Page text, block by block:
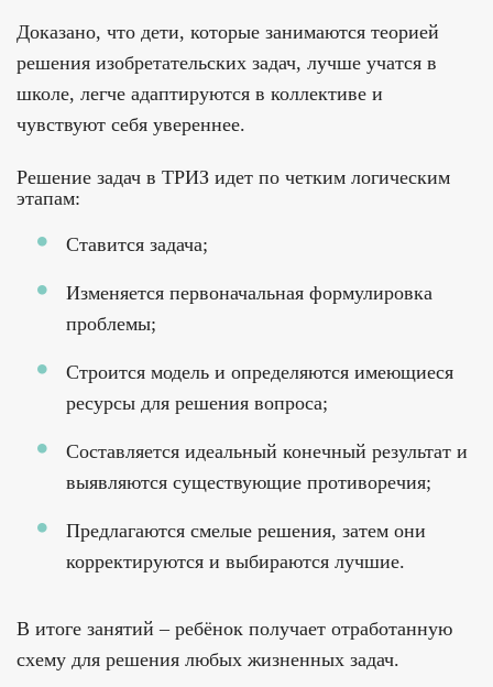
Доказано, что дети, которые занимаются теорией
решения изобретательских задач, лучше учатся в
школе, легче адаптируются в коллективе и
чувствуют себя увереннее.
Решение задач в ТРИЗ идет по четким логическим
этапам:
Ставится задача;
Изменяется первоначальная формулировка
проблемы;
Строится модель и определяются имеющиеся
ресурсы для решения вопроса;
Составляется идеальный конечный результат и
выявляются существующие противоречия;
Предлагаются смелые решения, затем они
корректируются и выбираются лучшие.
В итоге занятий – ребёнок получает отработанную
схему для решения любых жизненных задач.